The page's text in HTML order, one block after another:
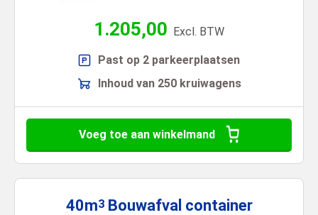
1.205,00 Excl. BTW
Past op 2 parkeerplaatsen
Inhoud van 250 kruiwagens
Voeg toe aan winkelmand
40m3 Bouwafval container